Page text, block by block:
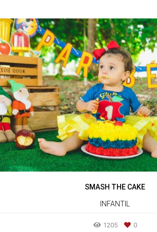
SMASH THE CAKE
INFANTIL
1205 0